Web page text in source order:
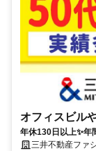
オフィスビル
年休130日以上✨年
三井不動産ファ